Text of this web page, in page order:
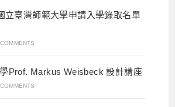
立臺灣師範大學申請入學錄取名單
Prof. Markus Weisbeck 設計講座